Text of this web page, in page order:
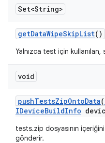
Set<String>
getDataWipeSkipList()
Yalnızca test için
void
pushTestsZipOntoData(
IDeviceBuildInfo
tests.zip dosyasının
gönderir.